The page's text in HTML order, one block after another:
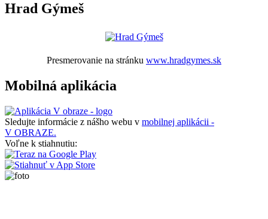
Hrad Gýmeš
Presmerovanie na stránku www.hradgymes.sk
Mobilná aplikácia
Sledujte informácie z nášho webu v mobilnej aplikácii -
V OBRAZE.
Voľne k stiahnutiu: